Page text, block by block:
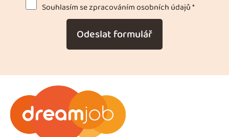
Souhlasím se zpracováním osobních údajů *
Odeslat formulář